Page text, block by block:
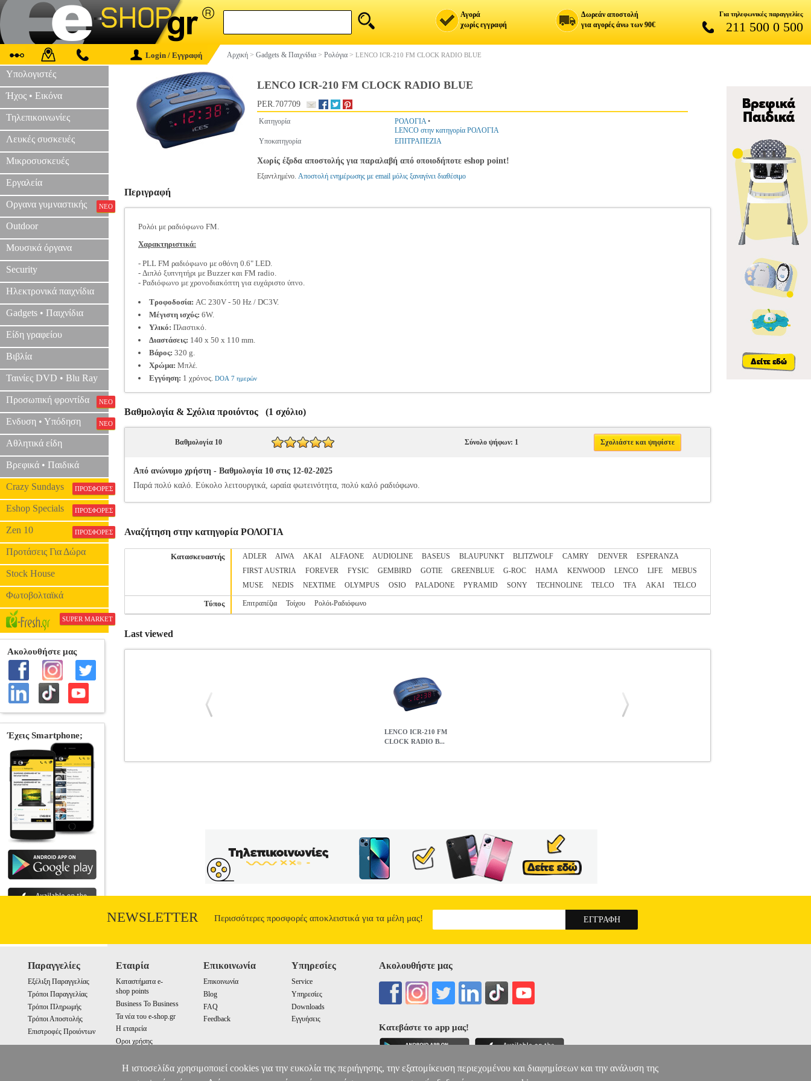
Αγορά
χωρίς εγγραφή
Δωρεάν αποστολή
για αγορές άνω των 90€
Για τηλεφωνικές παραγγελίες
211 500 0 500
Login / Εγγραφή Αρχική > Gadgets & Παιχνίδια > Ρολόγια > LENCO ICR-210 FM CLOCK RADIO BLUE
Υπολογιστές
Ήχος • Εικόνα
Τηλεπικοινωνίες
Λευκές συσκευές
Μικροσυσκευές
Εργαλεία
Οργανα γυμναστικής ΝΕΟ
Outdoor
Μουσικά όργανα
Security
Ηλεκτρονικά παιχνίδια
Gadgets • Παιχνίδια
Είδη γραφείου
Βιβλία
Ταινίες DVD • Blu Ray
Προσωπική φροντίδα ΝΕΟ
Ενδυση • Υπόδηση ΝΕΟ
Αθλητικά είδη
Βρεφικά • Παιδικά
Crazy Sundays ΠΡΟΣΦΟΡΕΣ
Eshop Specials ΠΡΟΣΦΟΡΕΣ
Zen 10 ΠΡΟΣΦΟΡΕΣ
Προτάσεις Για Δώρα
Stock House
Φωτοβολταϊκά
SUPER MARKET
LENCO ICR-210 FM CLOCK RADIO BLUE
PER.707709
Κατηγορία ΡΟΛΟΓΙΑ•
LENCO στην κατηγορία ΡΟΛΟΓΙΑ
Υποκατηγορία
ΕΠΙΤΡΑΠΕΖΙΑ
Χωρίς έξοδα αποστολής για παραλαβή από οποιοδήποτε eshop point!
Εξαντλημένο. Αποστολή ενημέρωσης με email μόλις ξαναγίνει διαθέσιμο
Περιγραφή
Ρολόι με ραδιόφωνο FM.
Χαρακτηριστικά:
- PLL FM ραδιόφωνο με οθόνη 0.6" LED.
- Διπλό ξυπνητήρι με Buzzer και FM radio.
- Ραδιόφωνο με χρονοδιακόπτη για ευχάριστο ύπνο.
Τροφοδοσία: AC 230V - 50 Hz / DC3V.
Μέγιστη ισχύς: 6W.
Υλικό: Πλαστικό.
Διαστάσεις: 140 x 50 x 110 mm.
Βάρος: 320 g.
Χρώμα: Μπλέ.
Εγγύηση: 1 χρόνος. DOA 7 ημερών
Βαθμολογία & Σχόλια προιόντος (1 σχόλιο)
Βαθμολογία 10 Σύνολο ψήφων: 1 Σχολιάστε και ψηφίστε
Από ανώνυμο χρήστη - Βαθμολογία 10 στις 12-02-2025
Παρά πολύ καλό. Εύκολο λειτουργικά, ωραία φωτεινότητα, πολύ καλό ραδιόφωνο.
Αναζήτηση στην κατηγορία ΡΟΛΟΓΙΑ
Κατασκευαστής ADLER AIWA AKAI ALFAONE AUDIOLINE BASEUS BLAUPUNKT BLITZWOLF CAMRY DENVER
ESPERANZA
FIRST AUSTRIA
FOREVER FYSIC GEMBIRD GOTIE GREENBLUE G-ROC HAMA KENWOOD LENCO LIFE
MEBUS
MUSE
NEDIS NEXTIME OLYMPUS OSIO PALADONE PYRAMID SONY TECHNOLINE TELCO TFA ΑΚΑΙ ΤELCO
Τύπος Επιτραπέζια Τοίχου Ρολόι-Ραδιόφωνο
Last viewed
LENCO ICR-210 FM
CLOCK RADIO B...
NEWSLETTER Περισσότερες προσφορές αποκλειστικά για τα μέλη μας!
Παραγγελίες
Εξέλιξη Παραγγελίας
Τρόποι Παραγγελίας
Τρόποι Πληρωμής
Τρόποι Αποστολής
Επιστροφές Προιόντων
Εταιρία
Καταστήματα e-
shop points
Business To Business
Τα νέα του e-shop.gr
Η εταιρεία
Οροι χρήσης
Επικοινωνία
Επικοινωνία
Blog
FAQ
Feedback
Υπηρεσίες
Service
Υπηρεσίες
Downloads
Εγγυήσεις
Ακολουθήστε μας
Κατεβάστε το app μας!
Η ιστοσελίδα χρησιμοποιεί cookies για την ευκολία της περιήγησης, την εξατομίκευση περιεχομένου και διαφημίσεων και την ανάλυση της